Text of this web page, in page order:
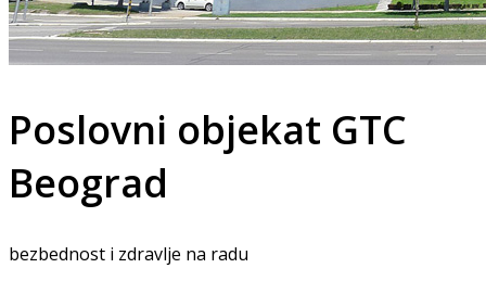
Poslovni objekat GTC
Beograd
bezbednost i zdravlje na radu